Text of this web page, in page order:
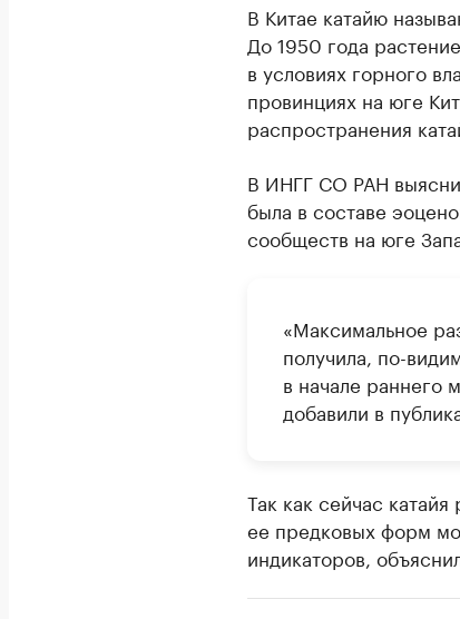
В Китае катайю
До 1950 года
в условиях горного
провинциях на юге
распространения
В ИНГГ СО РАН
была в составе
сообществ на юге
«Максимальное
получила, по-
в начале раннего
добавили в
Так как сейчас
ее предковых форм
индикаторов,